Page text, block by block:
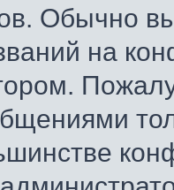
Обычно
на